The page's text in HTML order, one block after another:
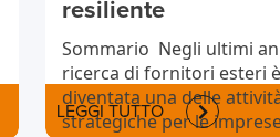
resiliente
Sommario Negli ultimi
ricerca di fornitori esteri è
diventata una delle
strategiche per le
LEGGI TUTTO